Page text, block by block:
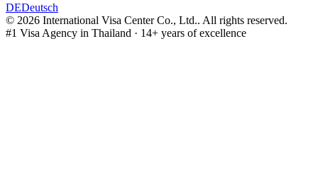
DEDeutsch
© 2026 International Visa Center Co., Ltd.. All rights reserved.
#1 Visa Agency in Thailand · 14+ years of excellence